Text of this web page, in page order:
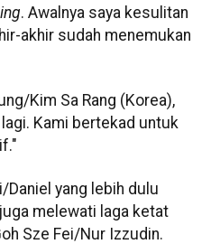
. Awalnya saya kesulitan
akhir sudah menemukan
Kim Sa Rang (Korea),
lagi. Kami bertekad untuk
yang lebih dulu
melewati laga ketat
Sze Fei/Nur Izzudin.